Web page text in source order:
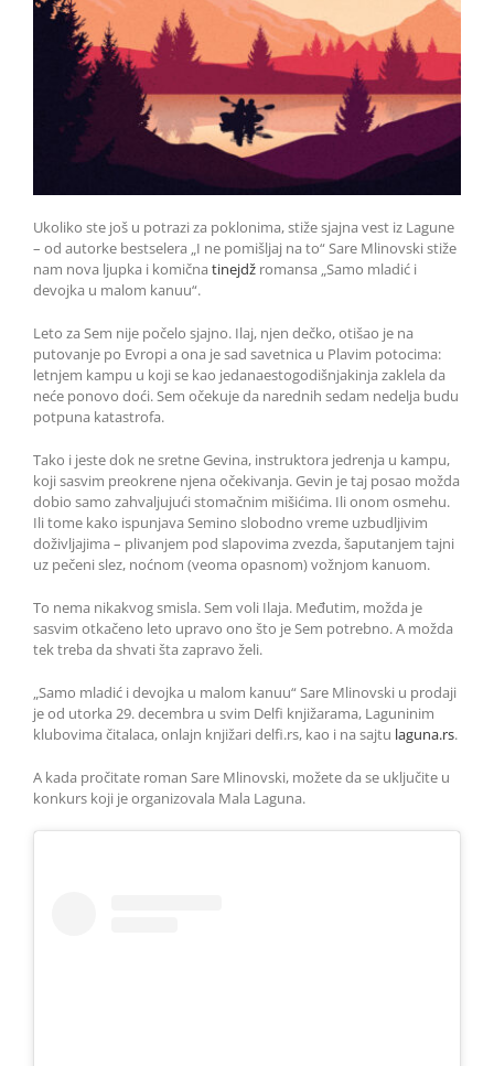
Ukoliko ste još u potrazi za poklonima, stiže sjajna vest iz Lagune
– od autorke bestselera „I ne pomišljaj na to“ Sare Mlinovski stiže
nam nova ljupka i komična tinejdž romansa „Samo mladić i
devojka u malom kanuu“.
Leto za Sem nije počelo sjajno. Ilaj, njen dečko, otišao je na
putovanje po Evropi a ona je sad savetnica u Plavim potocima:
letnjem kampu u koji se kao jedanaestogodišnjakinja zaklela da
neće ponovo doći. Sem očekuje da narednih sedam nedelja budu
potpuna katastrofa.
Tako i jeste dok ne sretne Gevina, instruktora jedrenja u kampu,
koji sasvim preokrene njena očekivanja. Gevin je taj posao možda
dobio samo zahvaljujući stomačnim mišićima. Ili onom osmehu.
Ili tome kako ispunjava Semino slobodno vreme uzbudljivim
doživljajima – plivanjem pod slapovima zvezda, šaputanjem tajni
uz pečeni slez, noćnom (veoma opasnom) vožnjom kanuom.
To nema nikakvog smisla. Sem voli Ilaja. Međutim, možda je
sasvim otkačeno leto upravo ono što je Sem potrebno. A možda
tek treba da shvati šta zapravo želi.
„Samo mladić i devojka u malom kanuu“ Sare Mlinovski u prodaji
je od utorka 29. decembra u svim Delfi knjižarama, Laguninim
klubovima čitalaca, onlajn knjižari delfi.rs, kao i na sajtu laguna.rs.
A kada pročitate roman Sare Mlinovski, možete da se uključite u
konkurs koji je organizovala Mala Laguna.